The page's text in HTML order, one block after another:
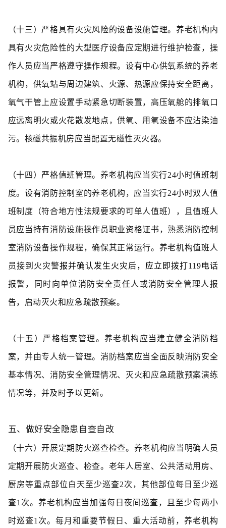
（十三）严格具有火灾风险的设备设施管理。养老机构内
具有火灾危险性的大型医疗设备应定期进行维护检查，操
作人员应当严格遵守操作规程。设有中心供氧系统的养老
机构，供氧站与周边建筑、火源、热源应保持安全距离，
氧气干管上应设置手动紧急切断装置，高压氧舱的排氧口
应远离明火或火花散发地点，供氧、用氧设备不应沾染油
污。核磁共振机房应当配置无磁性灭火器。
（十四）严格值班管理。 养老机构应当实行24小时值班制
度。设有消防控制室的养老机构，应当实行24小时双人值
班制度（符合地方性法规要求的可单人值班），且值班人
员应当持有消防设施操作员职业资格证书，熟悉消防控制
室消防设备操作规程，确保其正常运行。养老机构值班人
员接到火灾警报并确认发生火灾后，应立即拨打119电话
报警，同时向单位消防安全责任人或消防安全管理人报
告，启动灭火和应急疏散预案。
（十五）严格档案管理。养老机构应当建立健全消防档
案，并由专人统一管理。消防档案应当全面反映消防安全
基本情况、消防安全管理情况、灭火和应急疏散预案演练
情况等，并及时予以更新。
五、做好安全隐患自查自改
（十六）开展定期防火巡查检查。 养老机构应当明确人员
定期开展防火巡查、检查。老年人居室、公共活动用房、
厨房等重点部位白天至少巡查2次，其他部位每日至少巡
查1次。养老机构应当加强每日夜间巡査，且至少每两小
时巡查1次。每月和重要节假日、重大活动前，养老机构